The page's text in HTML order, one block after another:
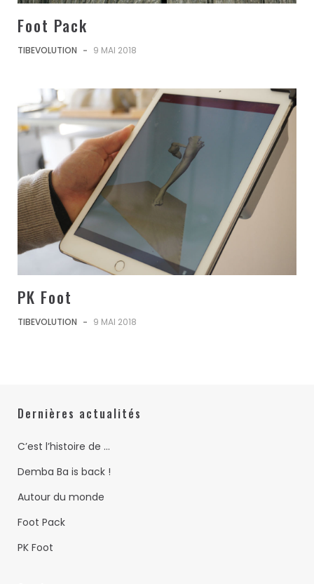
Foot Pack
TIBEVOLUTION - 9 MAI 2018
PK Foot
TIBEVOLUTION - 9 MAI 2018
Dernières actualités
C’est l’histoire de …
Demba Ba is back !
Autour du monde
Foot Pack
PK Foot